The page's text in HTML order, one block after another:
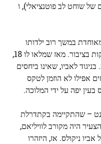
במשך רוב ילדותו
גרמה לכך שהוא נראה רק לעתים רחוקות בציבור. מאז שמלאו לו 18,
לאביו, שאינו ביחסים
אפילו לא הוזמן לטקס
יפה על ידי המלוכה.
– שהתקיימה בקתדרלת
היה מקורב לוויליאם,
ניקולס. אז, היזהרו